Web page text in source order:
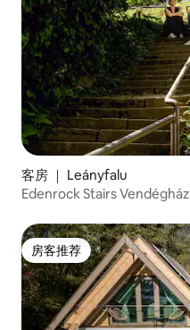
客房 ｜ Leányfalu
Edenrock Stairs Vendégház
房客推荐
房客推荐